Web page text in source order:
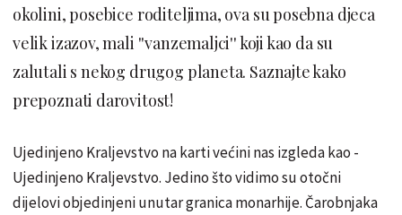
okolini, posebice roditeljima, ova su posebna djeca
velik izazov, mali ''vanzemaljci'' koji kao da su
zalutali s nekog drugog planeta. Saznajte kako
prepoznati darovitost!
Ujedinjeno Kraljevstvo na karti većini nas izgleda kao -
Ujedinjeno Kraljevstvo. Jedino što vidimo su otočni
dijelovi objedinjeni unutar granica monarhije. Čarobnjaka